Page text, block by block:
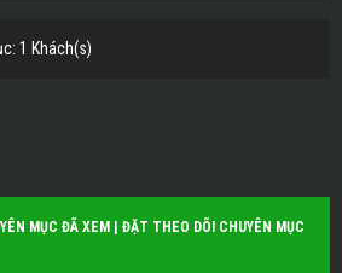
1 Khách(s)
MỤC ĐÃ XEM ĐẶT THEO DÕI CHUYÊN MỤC